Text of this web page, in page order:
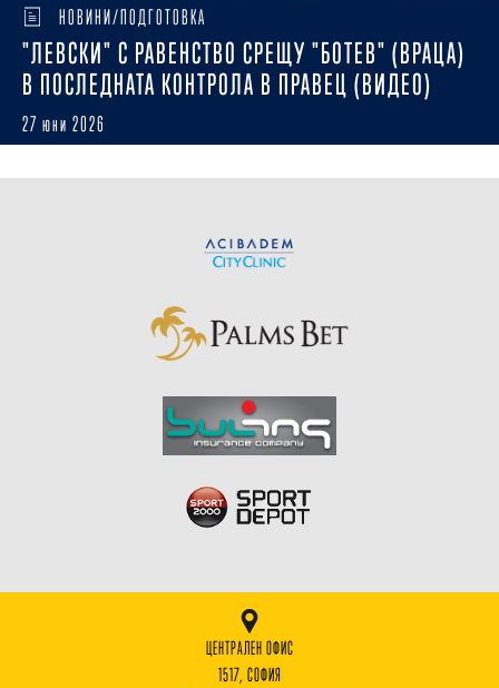
НОВИНИ/ПОДГОТОВКА
"ЛЕВСКИ" С РАВЕНСТВО СРЕЩУ "БОТЕВ" (ВРАЦА)
В ПОСЛЕДНАТА КОНТРОЛА В ПРАВЕЦ (ВИДЕО)
27 юни 2026
ЦЕНТРАЛЕН ОФИС
1517, СОФИЯ